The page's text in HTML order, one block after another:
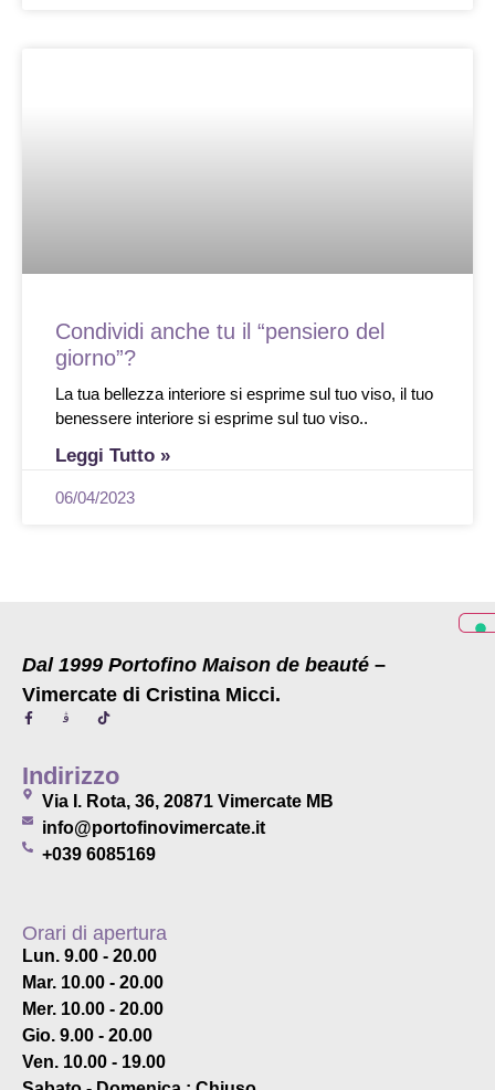
Condividi anche tu il “pensiero del
giorno”?
La tua bellezza interiore si esprime sul tuo viso, il tuo
benessere interiore si esprime sul tuo viso..
Leggi Tutto »
06/04/2023
Dal 1999 Portofino Maison de beauté –
Vimercate di Cristina Micci.
Indirizzo
Via I. Rota, 36, 20871 Vimercate MB
info@portofinovimercate.it
+039 6085169
Orari di apertura
Lun. 9.00 - 20.00
Mar. 10.00 - 20.00
Mer. 10.00 - 20.00
Gio. 9.00 - 20.00
Ven. 10.00 - 19.00